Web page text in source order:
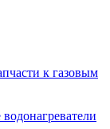
к газовым